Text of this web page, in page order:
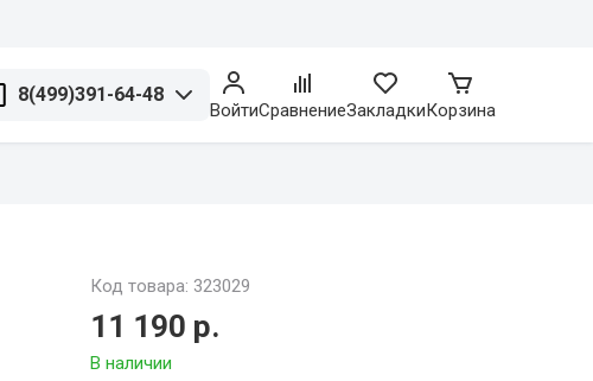
8(499)391-64-48
ВойтиСравнениеЗакладкиКорзина
Код товара: 323029
11 190 р.
В наличии